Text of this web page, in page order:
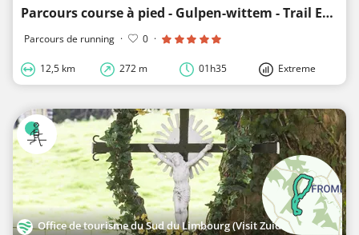
Parcours course à pied - Gulpen-wittem - Trail Epen 13 km
Parcours de running · 0 ·
12,5 km 272 m 01h35 Extreme
Office de tourisme du Sud du Limbourg (Visit Zuid-Limburg)